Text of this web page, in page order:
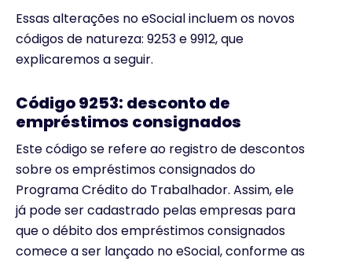
Essas alterações no eSocial incluem os novos
códigos de natureza: 9253 e 9912, que
explicaremos a seguir.
Código 9253: desconto de
empréstimos consignados
Este código se refere ao registro de descontos
sobre os empréstimos consignados do
Programa Crédito do Trabalhador. Assim, ele
já pode ser cadastrado pelas empresas para
que o débito dos empréstimos consignados
comece a ser lançado no eSocial, conforme as